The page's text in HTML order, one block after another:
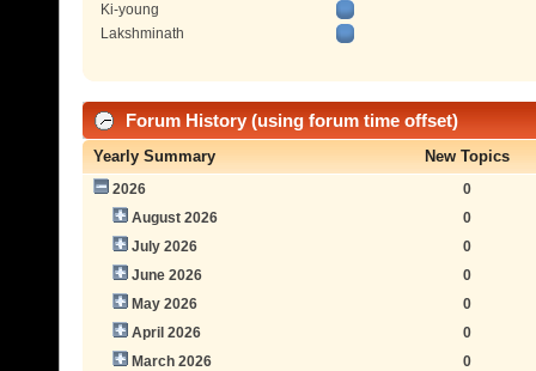
Ki-young
Lakshminath
Forum History (using forum time offset)
Yearly Summary New Topics
2026
0
August 2026
0
July 2026
0
June 2026
0
May 2026
0
April 2026
0
March 2026
0